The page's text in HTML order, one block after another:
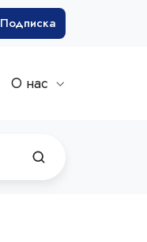
Подписка
О нас